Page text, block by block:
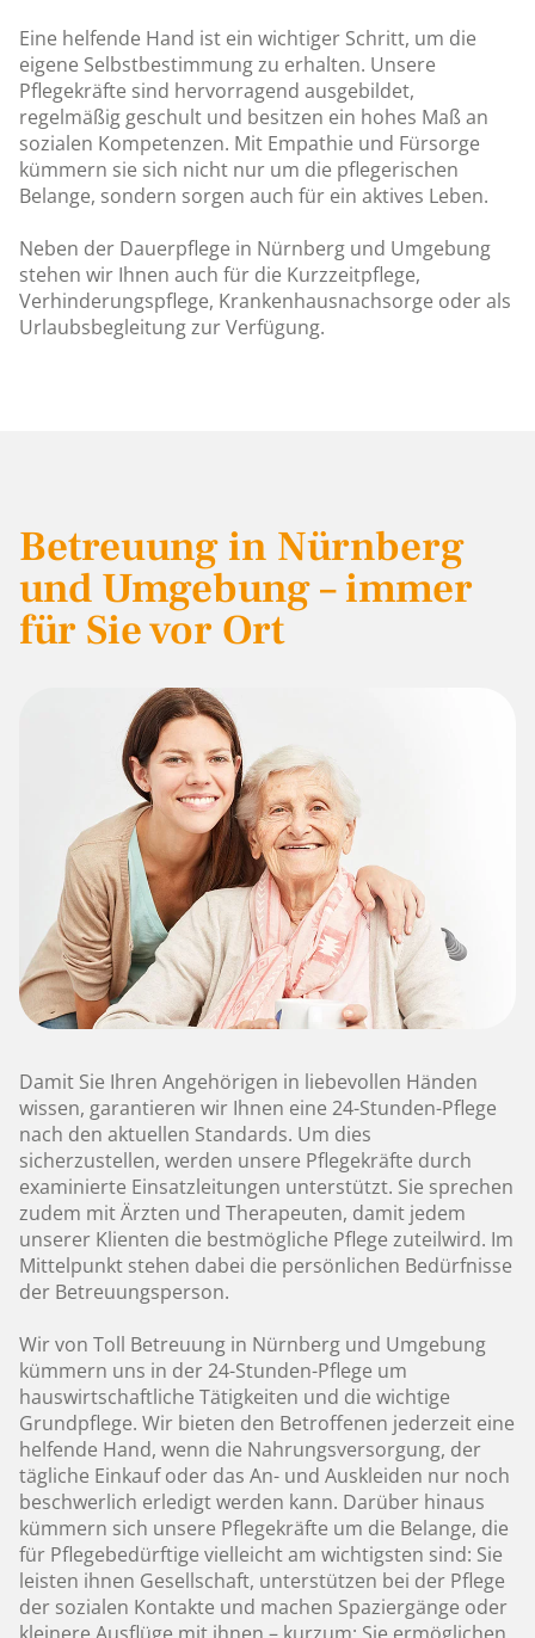
Eine helfende Hand ist ein wichtiger Schritt, um die
eigene Selbstbestimmung zu erhalten. Unsere
Pflegekräfte sind hervorragend ausgebildet,
regelmäßig geschult und besitzen ein hohes Maß an
sozialen Kompetenzen. Mit Empathie und Fürsorge
kümmern sie sich nicht nur um die pflegerischen
Belange, sondern sorgen auch für ein aktives Leben.
Neben der Dauerpflege in Nürnberg und Umgebung
stehen wir Ihnen auch für die Kurzzeitpflege,
Verhinderungspflege, Krankenhausnachsorge oder als
Urlaubsbegleitung zur Verfügung.
Betreuung in Nürnberg
und Umgebung – immer
für Sie vor Ort
Damit Sie Ihren Angehörigen in liebevollen Händen
wissen, garantieren wir Ihnen eine 24-Stunden-Pflege
nach den aktuellen Standards. Um dies
sicherzustellen, werden unsere Pflegekräfte durch
examinierte Einsatzleitungen unterstützt. Sie sprechen
zudem mit Ärzten und Therapeuten, damit jedem
unserer Klienten die bestmögliche Pflege zuteilwird. Im
Mittelpunkt stehen dabei die persönlichen Bedürfnisse
der Betreuungsperson.
Wir von Toll Betreuung in Nürnberg und Umgebung
kümmern uns in der 24-Stunden-Pflege um
hauswirtschaftliche Tätigkeiten und die wichtige
Grundpflege. Wir bieten den Betroffenen jederzeit eine
helfende Hand, wenn die Nahrungsversorgung, der
tägliche Einkauf oder das An- und Auskleiden nur noch
beschwerlich erledigt werden kann. Darüber hinaus
kümmern sich unsere Pflegekräfte um die Belange, die
für Pflegebedürftige vielleicht am wichtigsten sind: Sie
leisten ihnen Gesellschaft, unterstützen bei der Pflege
der sozialen Kontakte und machen Spaziergänge oder